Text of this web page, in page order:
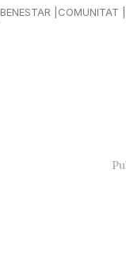
BENESTAR COMUNITAT